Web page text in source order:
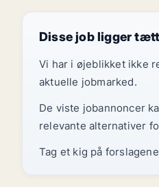
Disse job ligger
Vi har i øjeblikket ikke
aktuelle jobmarked.
De viste jobannoncer
relevante alternativer
Tag et kig på